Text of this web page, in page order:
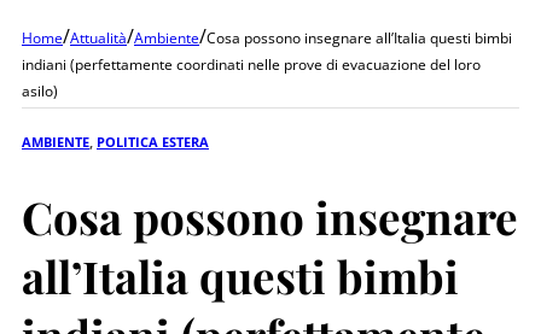
Home/Attualità/Ambiente/Cosa possono insegnare all’Italia questi bimbi
indiani (perfettamente coordinati nelle prove di evacuazione del loro
asilo)
AMBIENTE POLITICA ESTERA
Cosa possono insegnare
all’Italia questi bimbi